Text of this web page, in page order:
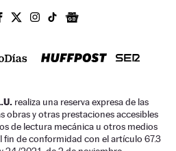
realiza una reserva expresa de las
obras y otras prestaciones accesibles
de lectura mecánica u otros medios
fin de conformidad con el artículo 67.3